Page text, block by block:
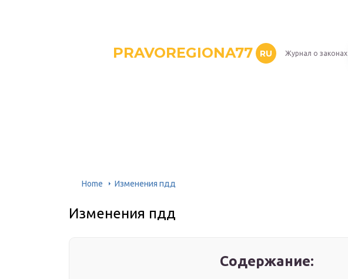
PRAVOREGIONA77 RU Журнал о законах
Home Изменения пдд
Изменения пдд
Содержание: